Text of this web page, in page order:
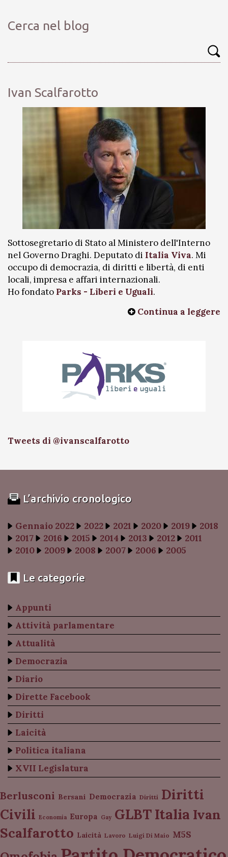
Cerca nel blog
Ivan Scalfarotto
Sottosegretario di Stato al Ministero dell'Interno
nel Governo Draghi. Deputato di Italia Viva. Mi
occupo di democrazia, di diritti e libertà, di enti
locali, impresa e affari internazionali.
Ho fondato Parks - Liberi e Uguali.
Continua a leggere
Tweets di @ivanscalfarotto
L’archivio cronologico
Gennaio 2022 2022 2021 2020 2019
2018
2017
2016 2015 2014 2013 2012
2011
2010
2009 2008 2007 2006 2005
Le categorie
Appunti
Attività parlamentare
Attualità
Democrazia
Diario
Dirette Facebook
Diritti
Laicità
Politica italiana
XVII Legislatura
Berlusconi Bersani Democrazia Diritti Diritti
Civili Economia Europa Gay GLBT Italia Ivan
Scalfarotto Laicità Lavoro Luigi Di Maio M5S